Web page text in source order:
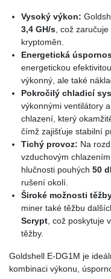
Vysoký výkon:
3,4 GH/s , což
kryptoměn.
Energetická
energetickou efektivitou
výkonný, ale také
Pokročilý chladicí
výkonnými ventilátory
chlazení, který
čímž zajišťuje stabilní
Tichý provoz: Na
vzduchovým
hlučnosti pouhých 50
rušení okolí.
Široké možnosti
miner také těžbu
Scrypt , což poskytuje
těžby.
Goldshell E-DG1M je
kombinaci výkonu,